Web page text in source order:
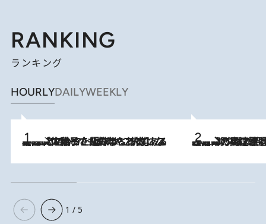
RANKING
ランキング
HOURLYDAILYWEEKLY
2026.8.5
【阿川佐和子さんの年とる力】なぜ70代で始めた趣味は“こんなに楽しい”のか？ ピアノ、俳句…スランプに陥っても続けられる“ある秘訣”とは 2026.8.7
「湘南乃風に憧れて」観客大盛上がりの“タオル回し”に、ラッパー顔負けの高速歌唱まで…さだまさし（74）のアグレッシブすぎる現在地
1 / 5